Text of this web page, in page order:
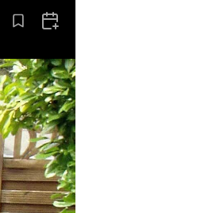
Aus den Lesezeichen entfernen
Zum Kalender hinzufügen